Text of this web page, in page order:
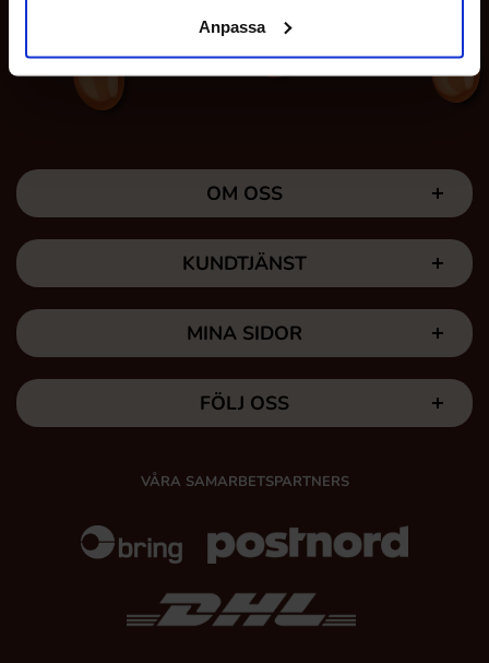
Anpassa
OM OSS
KUNDTJÄNST
MINA SIDOR
FÖLJ OSS
VÅRA SAMARBETSPARTNERS